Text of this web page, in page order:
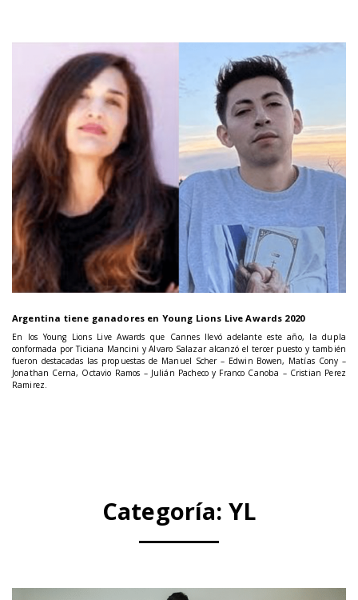
Argentina tiene ganadores en Young Lions Live Awards 2020
En los Young Lions Live Awards que Cannes llevó adelante este año, la dupla
conformada por Ticiana Mancini y Alvaro Salazar alcanzó el tercer puesto y también
fueron destacadas las propuestas de Manuel Scher – Edwin Bowen, Matías Cony –
Jonathan Cerna, Octavio Ramos – Julián Pacheco y Franco Canoba – Cristian Perez
Ramirez.
Categoría: YL